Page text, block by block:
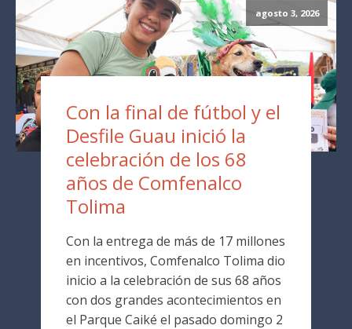
agosto 3, 2026
Con la final de fútbol y el
Desfile Guau inició la
celebración de los 68
años de Comfenalco
Tolima
Con la entrega de más de 17 millones
en incentivos, Comfenalco Tolima dio
inicio a la celebración de sus 68 años
con dos grandes acontecimientos en
el Parque Caiké el pasado domingo 2